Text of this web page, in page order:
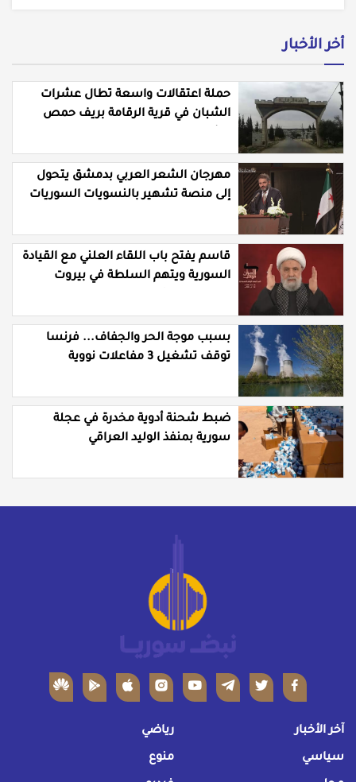
أخر الأخبار
حملة اعتقالات واسعة تطال عشرات
الشبان في قرية الرقامة بريف حمص
مهرجان الشعر العربي بدمشق يتحول
إلى منصة تشهير بالنسويات السوريات
قاسم يفتح باب اللقاء العلني مع القيادة
السورية ويتهم السلطة في بيروت
بسبب موجة الحر والجفاف... فرنسا
توقف تشغيل 3 مفاعلات نووية
ضبط شحنة أدوية مخدرة في عجلة
سورية بمنفذ الوليد العراقي
آخر الأخبار
سياسي
رياضي
منوع